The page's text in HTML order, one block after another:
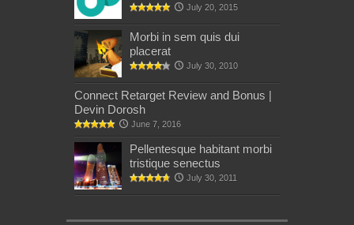
July 20, 2015
Morbi in sem quis dui
placerat
July 30, 2010
Connect Retarget Review and Bonus |
Devin Dorosh
June 7, 2016
Pellentesque habitant morbi
tristique senectus
July 30, 2011